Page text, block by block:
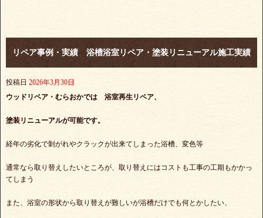
リペア事例・実績 浴槽浴室リペア・塗装リニューアル施工実績
投稿日 2026年3月30日
ウッドリペア・むらおかでは 浴室再生リペア、
塗装リニューアルが可能です。
経年の劣化で剝がれやクラックが出来てしまった浴槽、変色等
通常なら取り替えしたいところが、取り替えにはコストも工事の工期もかかっ
てしまう
また、浴室の形状から取り替えが難しいが浴槽だけでも何とかしたい、